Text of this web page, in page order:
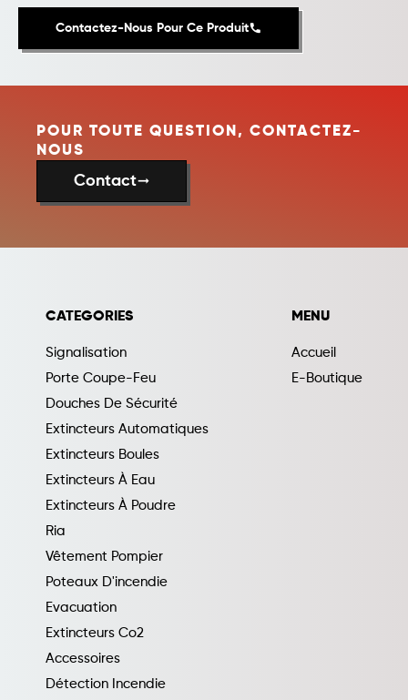
Contactez-Nous Pour Ce Produitphone
POUR TOUTE QUESTION, CONTACTEZ-
NOUS
Contacttrending_flat
CATEGORIES
Signalisation
Porte Coupe-Feu
Douches De Sécurité
Extincteurs Automatiques
Extincteurs Boules
Extincteurs À Eau
Extincteurs À Poudre
Ria
Vêtement Pompier
Poteaux D'incendie
Evacuation
Extincteurs Co2
Accessoires
Détection Incendie
MENU
Accueil
E-Boutique